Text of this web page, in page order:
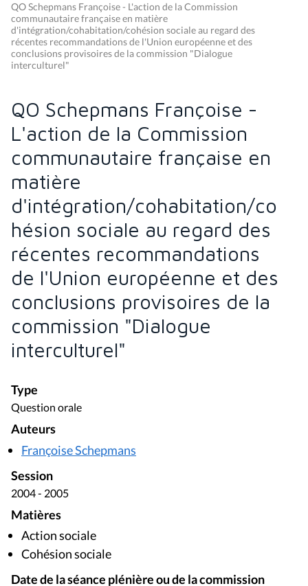
QO Schepmans Françoise - L'action de la Commission
communautaire française en matière
d'intégration/cohabitation/cohésion sociale au regard des
récentes recommandations de l'Union européenne et des
conclusions provisoires de la commission "Dialogue
interculturel"
QO Schepmans Françoise -
L'action de la Commission
communautaire française en
matière
d'intégration/cohabitation/co
hésion sociale au regard des
récentes recommandations
de l'Union européenne et des
conclusions provisoires de la
commission "Dialogue
interculturel"
Type
Question orale
Auteurs
Françoise Schepmans
Session
2004 - 2005
Matières
Action sociale
Cohésion sociale
Date de la séance plénière ou de la commission